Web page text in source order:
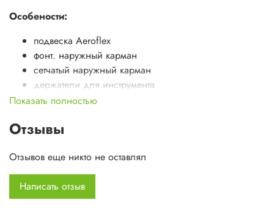
Особености:
подвеска Aeroflex
фонт. наружный карман
сетчатый наружный карман
держатели для инструмента
возможность увеличения объема на 4 л
грудная стяжка
водонепр. молнии
Характеристики
Вес, кг
1.0
Показать полностью
Отзывы
Отзывов еще никто не оставлял
Написать отзыв